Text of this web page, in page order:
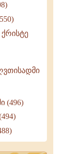
(496)